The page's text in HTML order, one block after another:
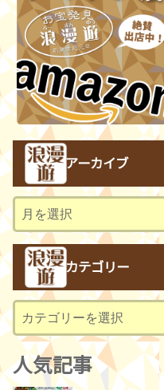
アーカイブ
ア
ー
カ
ブ
カテゴリー
カ
テ
ゴ
リ
人気記事